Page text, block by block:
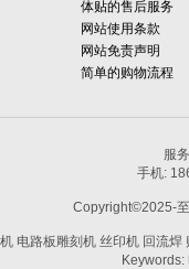
体贴的售后服务
网站使用条款
网站免责声明
简单的购物流程
服
手机:
Copyright©2025-
电路板雕刻机 丝印机 回流
Keywords: